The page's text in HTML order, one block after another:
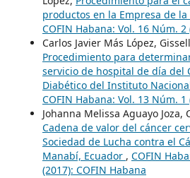
productos en la Empresa de la
COFIN Habana: Vol. 16 Núm. 2
Carlos Javier Más López,
Procedimiento para
servicio de hospital de día del
Diabético del Instituto
COFIN Habana: Vol. 13 Núm. 1
Johanna Melissa Aguayo Joza,
Cadena de valor del cáncer
Sociedad de Lucha contra el
Manabí, Ecuador , COFIN
(2017): COFIN Habana